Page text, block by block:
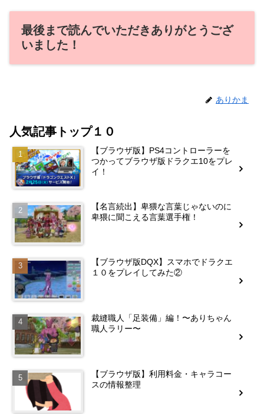
最後まで読んでいただきありがとうござ
いました！
ありかま
人気記事トップ１０
【ブラウザ版】PS4コントローラーを
つかってブラウザ版ドラクエ10をプレ
イ！
【名言続出】卑猥な言葉じゃないのに
卑猥に聞こえる言葉選手権！
【ブラウザ版DQX】スマホでドラクエ
１０をプレイしてみた②
裁縫職人「足装備」編！〜ありちゃん
職人ラリー〜
【ブラウザ版】利用料金・キャラコー
スの情報整理